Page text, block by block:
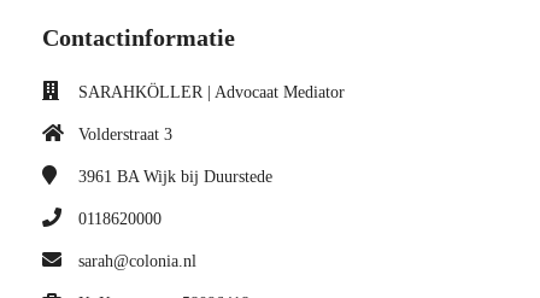
Contactinformatie
SARAHKÖLLER | Advocaat Mediator
Volderstraat 3
3961 BA Wijk bij Duurstede
0118620000
sarah@colonia.nl